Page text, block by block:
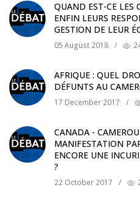
QUAND EST-CE LES
ENFIN LEURS
GESTION DE LEUR
05 August 2018 /
AFRIQUE : QUEL
DÉFUNTS AU
17 December 2017 /
CANADA -
MANIFESTATION
ENCORE UNE
?
22 October 2017 /